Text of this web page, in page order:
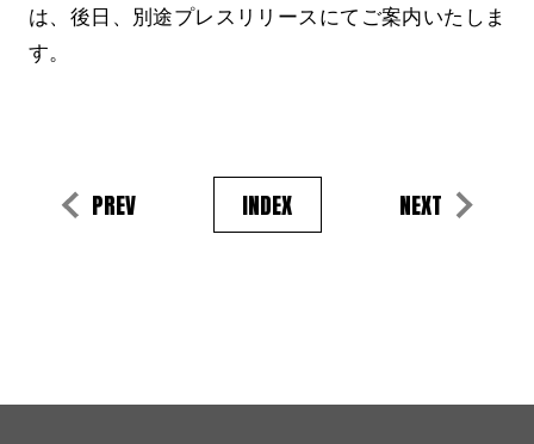
は、後日、別途プレスリリースにてご案内いたしま
す。
PREV INDEX NEXT